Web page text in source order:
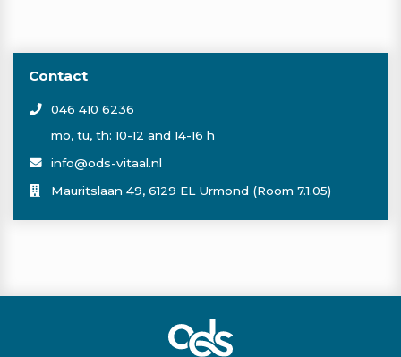
Contact
046 410 6236
mo, tu, th: 10-12 and 14-16 h
info@ods-vitaal.nl
Mauritslaan 49, 6129 EL Urmond (Room 7.1.05)